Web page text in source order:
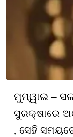
ମୁମ୍ୱାଇ –
ସୁରକ୍ଷାରେ
, ସେହି